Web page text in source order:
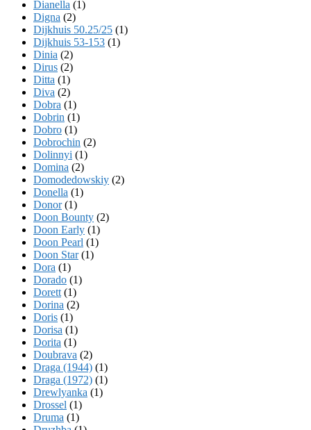
Dianella (1)
Digna (2)
Dijkhuis 50.25/25 (1)
Dijkhuis 53-153 (1)
Dinia (2)
Dirus (2)
Ditta (1)
Diva (2)
Dobra (1)
Dobrin (1)
Dobro (1)
Dobrochin (2)
Dolinnyi (1)
Domina (2)
Domodedowskiy (2)
Donella (1)
Donor(1)
Doon Bounty (2)
Doon Early (1)
Doon Pearl (1)
Doon Star(1)
Dora (1)
Dorado (1)
Dorett (1)
Dorina (2)
Doris (1)
Dorisa (1)
Dorita (1)
Doubrava (2)
Draga (1944) (1)
Draga (1972) (1)
Drewlyanka (1)
Drossel (1)
Druma (1)